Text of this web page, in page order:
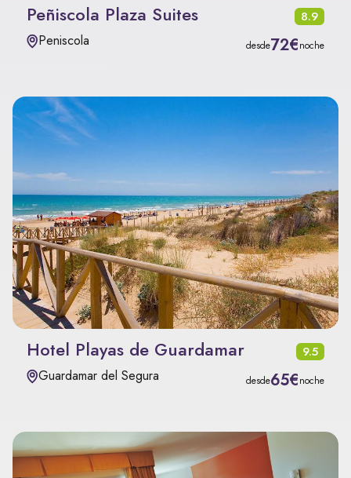
Peñiscola Plaza Suites 8.9
Peniscola desde72€noche
Hotel Playas de Guardamar 9.5
Guardamar del Segura desde65€noche